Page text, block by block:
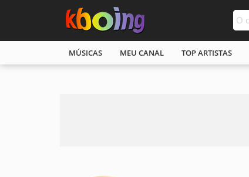
MÚSICAS MEU CANAL TOP ARTISTAS